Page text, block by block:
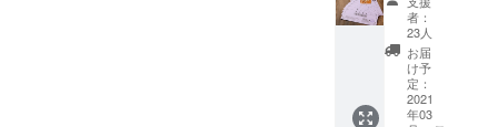
ルト引
換券番
号」に
則して
順次お
手元に
後お手
元に
「レト
ルト引
換券」
と商品
トは出
来上が
り次
第、送
料込み
でお届
後、レ
トルト
は出来
上がり
次第、
送料込
みでお
のレト
ルト引
換券
（有効
期限：6
月30
日、引
換券５
枚とレ
ストラ
ンキエ
フのお
食事券
10000
者：
23人
お届
け予
定：
2021
年03